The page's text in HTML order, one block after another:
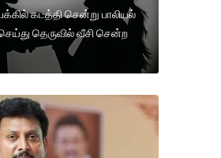
கடத்தி சென்று பாலியல்
தெருவில் வீசி சென்ற